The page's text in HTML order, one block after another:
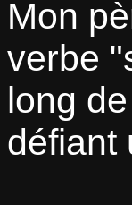
Mon
verbe
long
défiant